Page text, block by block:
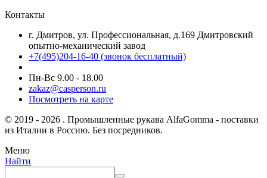
Контакты
г. Дмитров, ул. Профессиональная, д.169 Дмитровский
опытно-механический завод
+7(495)204-16-40 (звонок бесплатный)
Пн-Вс 9.00 - 18.00
zakaz@casperson.ru
Посмотреть на карте
© 2019 - 2026 . Промышленные рукава AlfaGomma - поставки
из Италии в Россию. Без посредников.
Меню
Найти